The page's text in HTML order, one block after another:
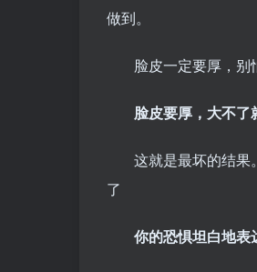
做到。
脸皮一定要厚，别
脸皮要厚，大不了
这就是最坏的结果
了
你的恐惧坦白地表